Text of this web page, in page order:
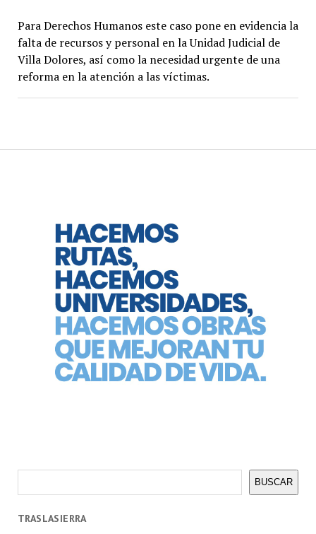
BUSCAR
TRASLASIERRA
Para Derechos Humanos este caso pone en evidencia la
falta de recursos y personal en la Unidad Judicial de
Villa Dolores, así como la necesidad urgente de una
reforma en la atención a las víctimas.